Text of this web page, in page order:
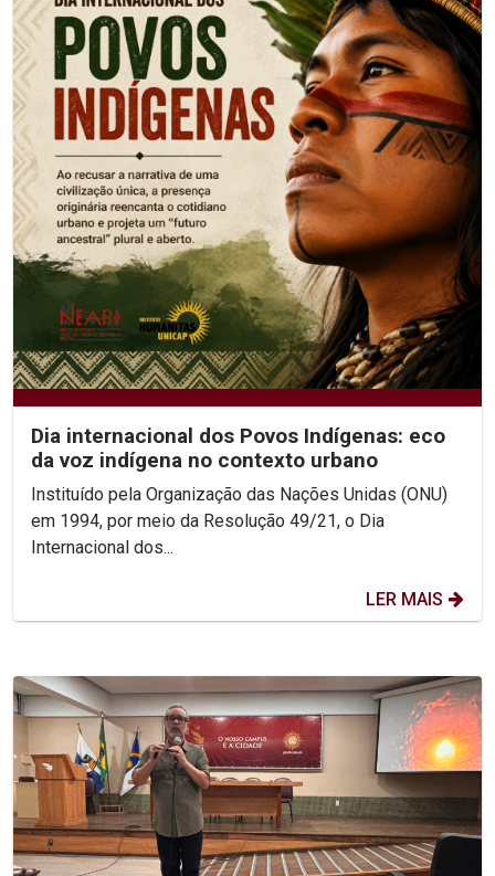
Dia internacional dos Povos Indígenas: eco
da voz indígena no contexto urbano
Instituído pela Organização das Nações Unidas (ONU)
em 1994, por meio da Resolução 49/21, o Dia
Internacional dos...
LER MAIS